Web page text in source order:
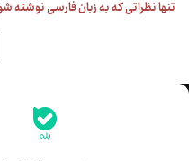
جدیدترین قیمت‌ها